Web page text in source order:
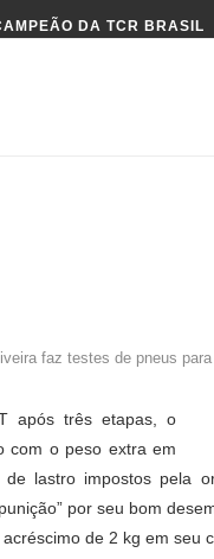
DA TCR BRASIL
faz testes de pneus
após três etapas, o
com o peso extra em
lastro impostos pela
por seu bom
de 2 kg em seu